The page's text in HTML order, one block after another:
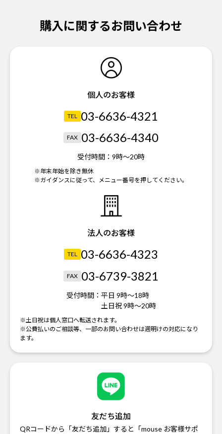
購入に関するお問い合わせ
個人のお客様
TEL 03-6636-4321
FAX 03-6636-4340
受付時間： 9時～20時
※年末年始を除き無休
※ガイダンスに従って、メニュー番号を押してください。
法人のお客様
TEL 03-6636-4323
FAX 03-6739-3821
受付時間： 平日 9時～18時
土日祝 9時～20時
※土日祝は個人窓口へ転送されます。
※公費払いのご相談等、一部のお問い合わせは週明けの対応になり
ます。
友だち追加
QRコードから「友だち追加」すると「mouse お客様サポ